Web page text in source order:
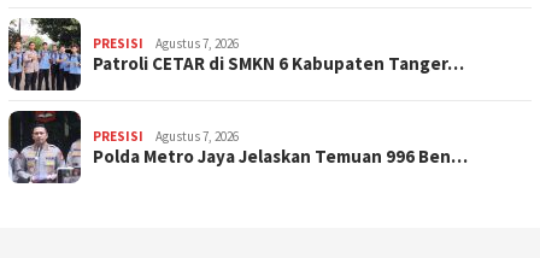
PRESISI Agustus 7, 2026
Patroli CETAR di SMKN 6 Kabupaten Tanger…
PRESISI Agustus 7, 2026
Polda Metro Jaya Jelaskan Temuan 996 Ben…